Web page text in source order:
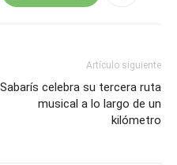
Artículo siguiente
Sabarís celebra su tercera ruta
musical a lo largo de un
kilómetro